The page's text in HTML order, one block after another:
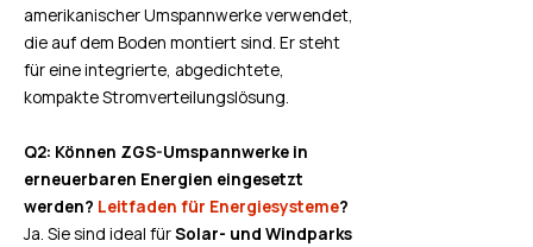
amerikanischer Umspannwerke verwendet,
die auf dem Boden montiert sind. Er steht
für eine integrierte, abgedichtete,
kompakte Stromverteilungslösung.
Q2: Können ZGS-Umspannwerke in
erneuerbaren Energien eingesetzt
werden? Leitfaden für Energiesysteme?
Ja. Sie sind ideal fürSolar- und Windparks